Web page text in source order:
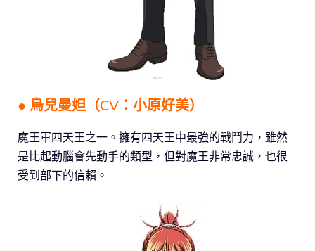
● 烏兒曼妲（CV：小原好美）
魔王軍四天王之一。擁有四天王中最強的戰鬥力，雖然
是比起動腦會先動手的類型，但對魔王非常忠誠，也很
受到部下的信賴。